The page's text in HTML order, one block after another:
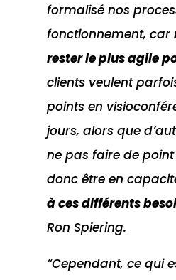
formalisé nos
fonctionnement, car
rester le plus agile
clients veulent
points en
jours, alors que
ne pas faire de
donc être en
à ces différents
Ron Spiering.
“Cependant, ce qui